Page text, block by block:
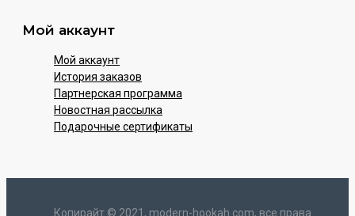
Мой аккаунт
Мой аккаунт
История заказов
Партнерская программа
Новостная рассылка
Подарочные сертификаты
Копирайт © 2021, modern-hookah.com, все права